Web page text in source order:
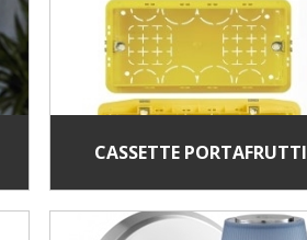
CASSETTE PORTAFRUTTI